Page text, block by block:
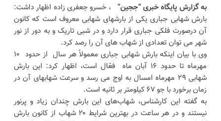
به گزارش پایگاه خبری “ججین” ، خسرو جعفری زاده اظهار داشت:
بارش شهابی جباری یکی از بارشهای شهابی معروف ‌است که کانون
آن درصورت فلکی جباری قرار دارد و در شبی تاریک و به دور از نور
شهر می توان تعدادی از شهاب های آن را رصد کرد.
وی با بیان اینکه بارش شهابی جباری معمولاً هر سال از حدود ۱۰
مهرماه تا حدود ۱۶ آبان ماه فعّال است، اظهار کرد: این بارش
شهابی ۲۹ مهرماه امسال به اوج می رسد و سرعت شهابهای آن در
زمان برخورد با جو ۶۷ کیلومتر بر ثانیه است.
به گفته این کارشناس، شهاب‌های این بارش چندان زیاد و پرنور
نیستند و در هر ساعت در بهترین شرایط ۲۰ شهاب از کانون بارش